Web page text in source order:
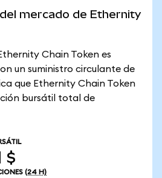
mercado de Ethernity
Chain Token es
un suministro circulante de
que Ethernity Chain Token
bursátil total de
$
(24 H)